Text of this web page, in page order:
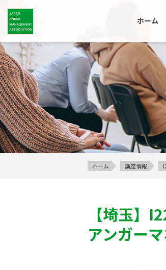
ホーム
ホーム 講座情報
【埼玉】
アンガー